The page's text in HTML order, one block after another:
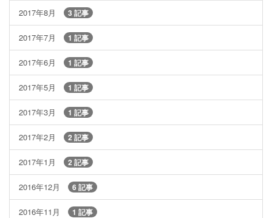
2017年8月 3 記事
2017年7月 1 記事
2017年6月 1 記事
2017年5月 1 記事
2017年3月 1 記事
2017年2月 2 記事
2017年1月 2 記事
2016年12月 6 記事
2016年11月 1 記事